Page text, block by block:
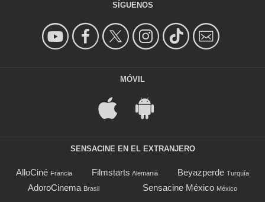
SÍGUENOS
MÓVIL
SENSACINE EN EL EXTRANJERO
AlloCiné Francia Filmstarts Alemania Beyazperde Turquía
AdoroCinema Brasil Sensacine México México